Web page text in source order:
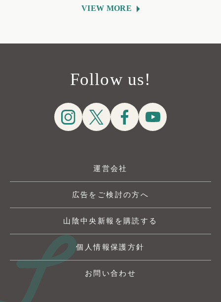
VIEW MORE
Follow us!
運営会社
広告をご検討の方へ
山陰中央新報を購読する
個人情報保護方針
お問い合わせ